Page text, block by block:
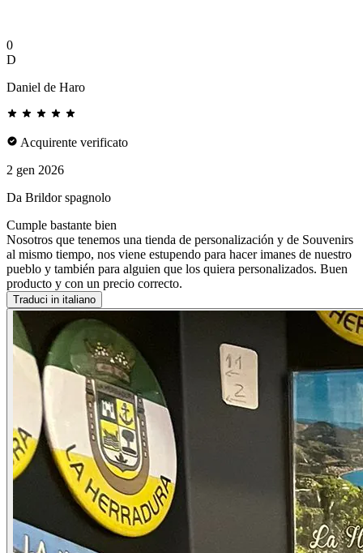
0
D
Daniel de Haro
Acquirente verificato
2 gen 2026
Da Brildor spagnolo
Cumple bastante bien
Nosotros que tenemos una tienda de personalización y de Souvenirs
al mismo tiempo, nos viene estupendo para hacer imanes de nuestro
pueblo y también para alguien que los quiera personalizados. Buen
producto y con un precio correcto.
Traduci in italiano